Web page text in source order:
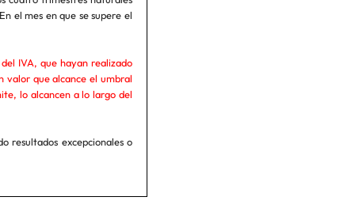
el mes en que se supere el
IVA, que hayan realizado
valor que alcance el umbral
lo alcancen a lo largo del
resultados excepcionales o